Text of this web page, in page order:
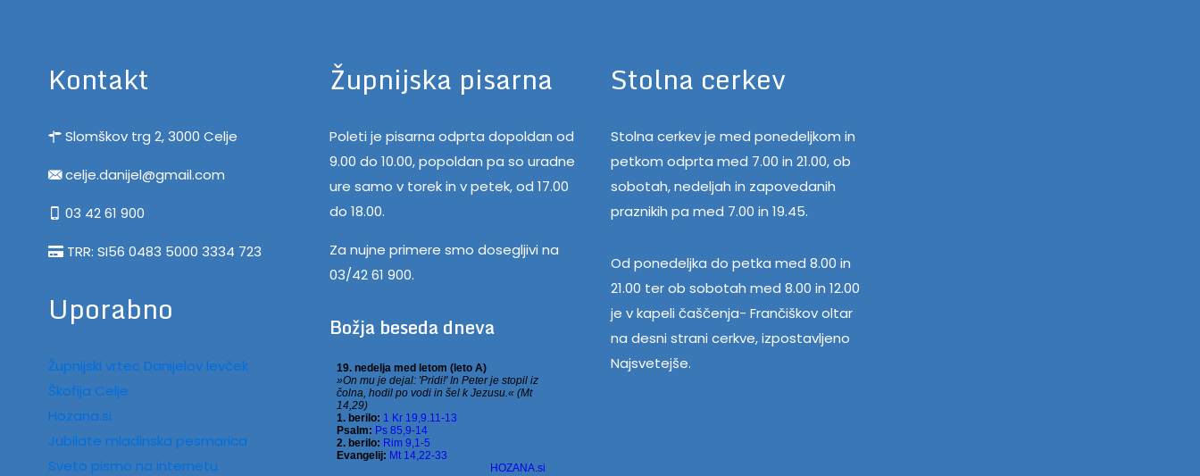
Kontakt
Slomškov trg 2, 3000 Celje
celje.danijel@gmail.com
03 42 61 900
TRR: SI56 0483 5000 3334 723
Uporabno
Župnijski vrtec Danijelov levček
Škofija Celje
Hozana.si
Jubilate mladinska pesmarica
Sveto pismo na internetu
Župnijska pisarna
Poleti je pisarna odprta dopoldan od
9.00 do 10.00, popoldan pa so uradne
ure samo v torek in v petek, od 17.00
do 18.00.
Za nujne primere smo dosegljivi na
03/42 61 900.
Božja beseda dneva
Stolna cerkev
Stolna cerkev je med ponedeljkom in
petkom odprta med 7.00 in 21.00, ob
sobotah, nedeljah in zapovedanih
praznikih pa med 7.00 in 19.45.
Od ponedeljka do petka med 8.00 in
21.00 ter ob sobotah med 8.00 in 12.00
je v kapeli čaščenja- Frančiškov oltar
na desni strani cerkve, izpostavljeno
Najsvetejše.